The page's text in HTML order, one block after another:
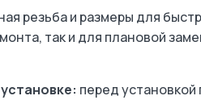
резьба и размеры для
так и для плановой
перед установкой